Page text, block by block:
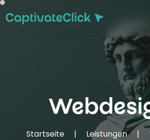
Startseite | Leistungen |